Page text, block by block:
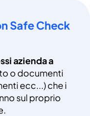
Safe Check
azienda a
o documenti
ecc...) che i
sul proprio